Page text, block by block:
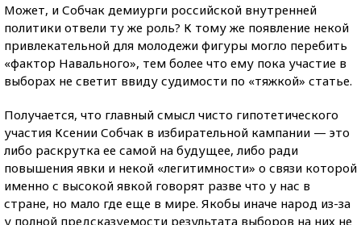
Может, и Собчак демиурги российской внутренней
политики отвели ту же роль? К тому же появление некой
привлекательной для молодежи фигуры могло перебить
«фактор Навального», тем более что ему пока участие в
выборах не светит ввиду судимости по «тяжкой» статье.
Получается, что главный смысл чисто гипотетического
участия Ксении Собчак в избирательной кампании — это
либо раскрутка ее самой на будущее, либо ради
повышения явки и некой «легитимности» о связи которой
именно с высокой явкой говорят разве что у нас в
стране, но мало где еще в мире. Якобы иначе народ из-за
у полной предсказуемости результата выборов на них не